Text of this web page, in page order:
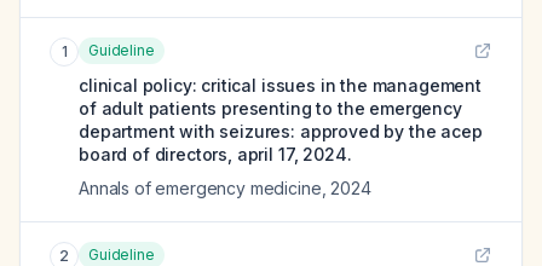
1 Guideline
clinical policy: critical issues in the management
of adult patients presenting to the emergency
department with seizures: approved by the acep
board of directors, april 17, 2024.
Annals of emergency medicine 2024
2 Guideline